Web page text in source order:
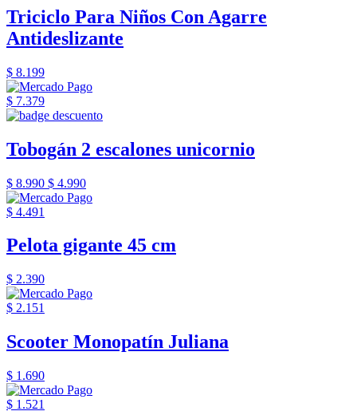
Triciclo Para Niños Con Agarre
Antideslizante
$ 8.199
$ 7.379
Tobogán 2 escalones unicornio
$ 8.990 $ 4.990
$ 4.491
Pelota gigante 45 cm
$ 2.390
$ 2.151
Scooter Monopatín Juliana
$ 1.690
$ 1.521